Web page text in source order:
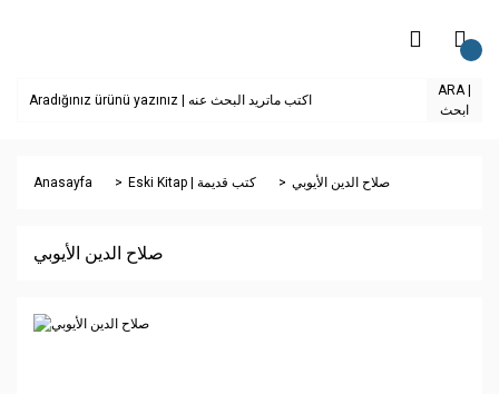
ARA |
ابحث
Anasayfa Eski Kitap | كتب قديمة صلاح الدين الأيوبي
صلاح الدين الأيوبي